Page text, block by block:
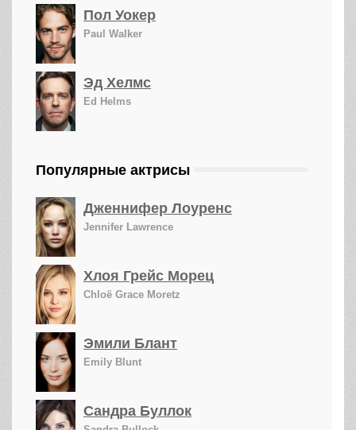
Пол Уокер
Paul Walker
Эд Хелмс
Ed Helms
Популярные актрисы
Дженнифер Лоуренс
Jennifer Lawrence
Хлоя Грейс Морец
Chloë Grace Moretz
Эмили Блант
Emily Blunt
Сандра Буллок